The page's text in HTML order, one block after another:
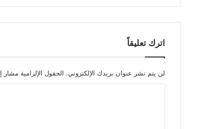
اترك تعليقاً
لن يتم نشر عنوان بريدك الإلكتروني. الحقول الإلزامية مشار